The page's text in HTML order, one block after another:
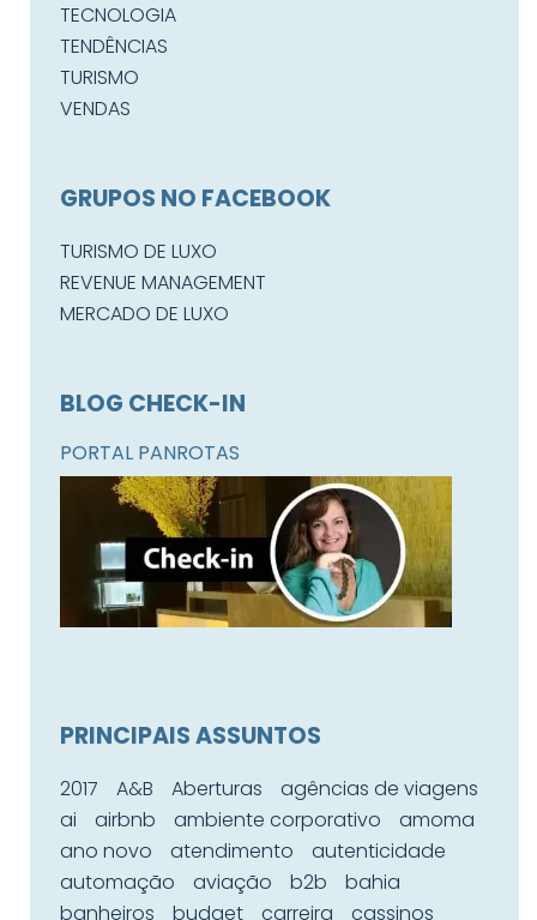
TECNOLOGIA
TENDÊNCIAS
TURISMO
VENDAS
GRUPOS NO FACEBOOK
TURISMO DE LUXO
REVENUE MANAGEMENT
MERCADO DE LUXO
BLOG CHECK-IN
PORTAL PANROTAS
PRINCIPAIS ASSUNTOS
2017 A&B Aberturas
agências de viagens
ai
airbnb ambiente corporativo
amoma
ano novo
atendimento
autenticidade
automação
aviação b2b
bahia
banheiros
budget carreira cassinos